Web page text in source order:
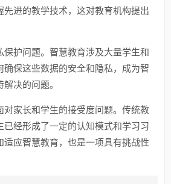
先进的教学技术，这对教育机构提出
保护问题。智慧教育涉及大量学生和
确保这些数据的安全和隐私，成为智
决的问题。
对家长和学生的接受度问题。传统教
已经形成了一定的认知模式和学习习
适应智慧教育，也是一项具有挑战性